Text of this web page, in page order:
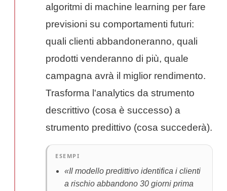
algoritmi di machine learning per fare
previsioni su comportamenti futuri:
quali clienti abbandoneranno, quali
prodotti venderanno di più, quale
campagna avrà il miglior rendimento.
Trasforma l'analytics da strumento
descrittivo (cosa è successo) a
strumento predittivo (cosa succederà).
ESEMPI
«Il modello predittivo identifica i clienti
a rischio abbandono 30 giorni prima